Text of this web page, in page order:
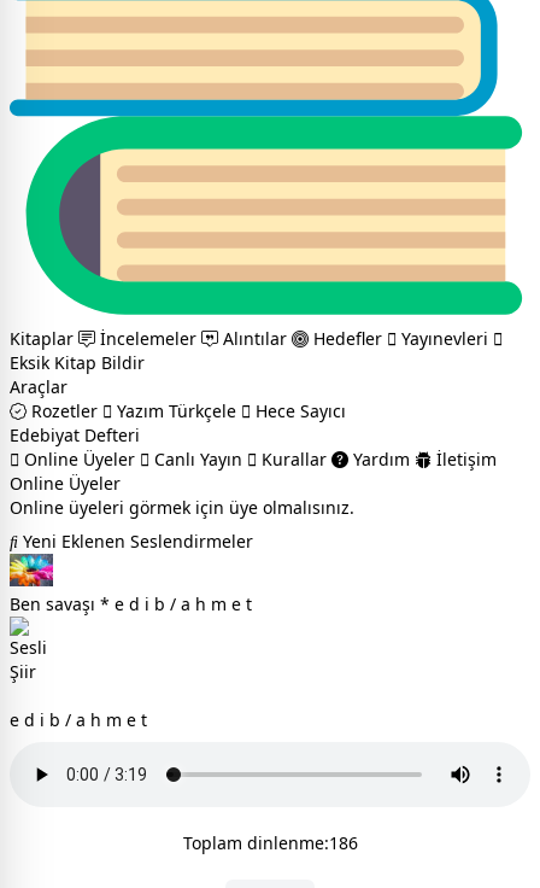
Kitaplar İncelemeler Alıntılar Hedefler
Yayınevleri
Eksik Kitap Bildir
Araçlar
Rozetler
Yazım Türkçele
Hece Sayıcı
Edebiyat Defteri
Online Üyeler
Canlı Yayın Kurallar Yardım
İletişim
Online Üyeler
Online üyeleri görmek için üye olmalısınız.
Yeni Eklenen Seslendirmeler
Ben savaşı * e d i b / a h m e t
e d i b / a h m e t
Toplam dinlenme:186